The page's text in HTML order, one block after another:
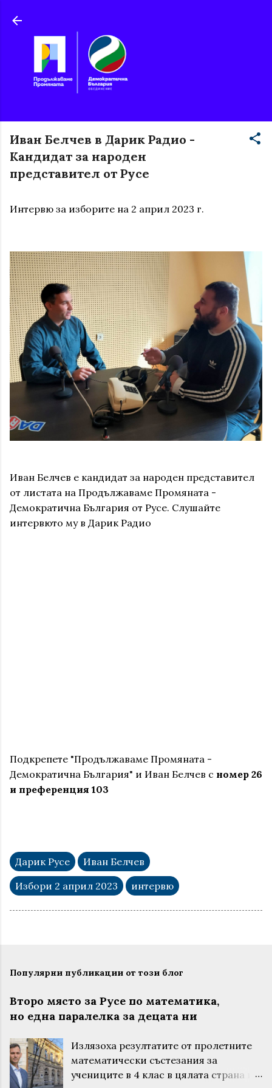
Иван Белчев в Дарик Радио -
Кандидат за народен
представител от Русе
Интервю за изборите на 2 април 2023 г.
Иван Белчев е кандидат за народен представител
от листата на Продължаваме Промяната -
Демократична България от Русе. Слушайте
интервюто му в Дарик Радио
Подкрепете "Продължаваме Промяната -
Демократична България" и Иван Белчев с номер 26
и преференция 103
Дарик Русе
Иван Белчев
Избори 2 април 2023
интервю
Популярни публикации от този блог
Второ място за Русе по математика,
но една паралелка за децата ни
Излязоха резултатите от пролетните
математически състезания за
учениците в 4 клас в цялата страна и